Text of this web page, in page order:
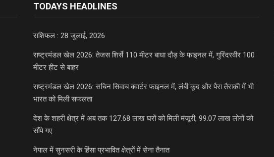
TODAYS HEADLINES
राशिफल : 28 जुलाई, 2026
राष्ट्रमंडल खेल 2026: तेजस शिर्से 110 मीटर बाधा दौड़ के फाइनल में, गुरिंदरवीर 100
मीटर हीट से बाहर
राष्ट्रमंडल खेल 2026: सचिन सिवाच क्वार्टर फाइनल में, लंबी कूद और पैरा तैराकी में भी
भारत को मिली सफलता
देश के शहरी क्षेत्र में अब तक 127.68 लाख घरों को मिली मंजूरी, 99.07 लाख लोगों को
सौंपे गए
नेपाल में सुनसरी के हिंसा प्रभावित क्षेत्रों में सेना तैनात